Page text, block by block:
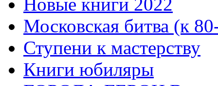
Новые книги 2022
Московская битва (к
Ступени к мастерству
Книги юбиляры